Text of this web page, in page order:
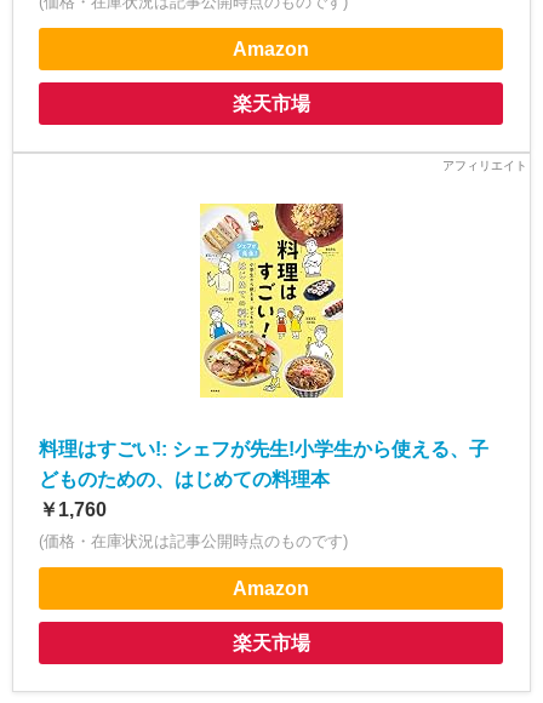
Amazon
楽天市場
料理はすごい!: シェフが先生!小学生から使える、子
どものための、はじめての料理本
￥1,760
(価格・在庫状況は記事公開時点のものです)
Amazon
楽天市場